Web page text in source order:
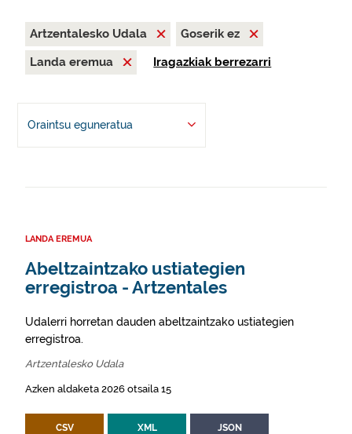
Artzentalesko Udala
Goserik ez
Landa eremua
Iragazkiak berrezarri
Oraintsu eguneratua
LANDA EREMUA
Abeltzaintzako ustiategien
erregistroa - Artzentales
Udalerri horretan dauden abeltzaintzako ustiategien
erregistroa.
Artzentalesko Udala
Azken aldaketa 2026 otsaila 15
CSV XML JSON